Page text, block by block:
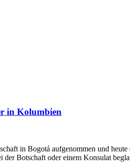
in Kolumbien
in Bogotá aufgenommen und
Botschaft oder einem Konsulat